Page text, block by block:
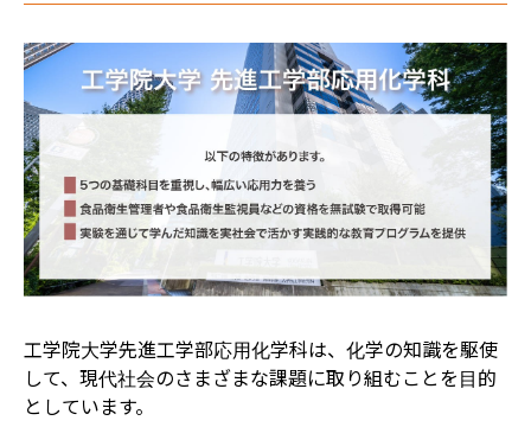
工学院大学先進工学部応用化学科は、化学の知識を駆使
して、現代社会のさまざまな課題に取り組むことを目的
としています。